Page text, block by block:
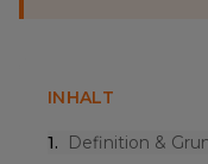
INHALT
1.
Definition &